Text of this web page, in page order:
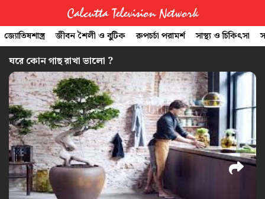
Calcutta Television Network
জ্যোতিষশাস্ত্র জীবন শৈলী ও বুটিক রুপচর্চা পরামর্শ সাস্থ্য ও চিকিৎসা
ঘরে কোন গাছ রাখা ভালো ?
CTVN
Quick
Links
Legal